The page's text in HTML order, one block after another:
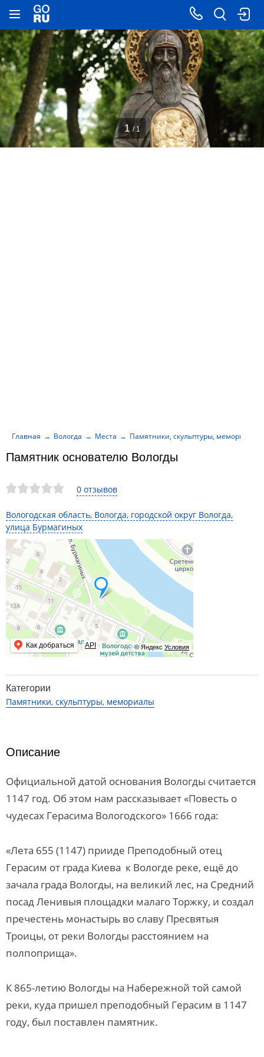
0 отзывов
Вологодская область, Вологда, городской округ Вологда,
улица Бурмагиных
© Яндекс Условия
Как добраться API
Памятник основателю Вологды
Главная Вологда Места Памятники, скульптуры, мемориалы
1 / 1
Категории
Памятники, скульптуры, мемориалы
Описание
Официальной датой основания Вологды считается
1147 год. Об этом нам рассказывает «Повесть о
чудесах Герасима Вологодского» 1666 года:
«Лета 655 (1147) прииде Преподобный отец
Герасим от града Киева к Вологде реке, ещё до
зачала града Вологды, на великий лес, на Средний
посад Ленивыя площадки малаго Торжку, и создал
пречестень монастырь во славу Пресвятыя
Троицы, от реки Вологды расстоянием на
полпоприща».
К 865-летию Вологды на Набережной той самой
реки, куда пришел преподобный Герасим в 1147
году, был поставлен памятник.